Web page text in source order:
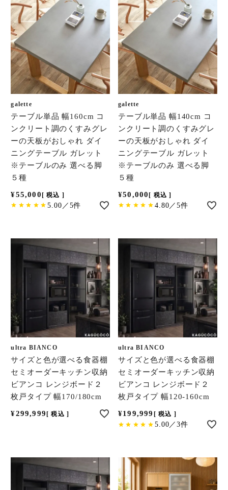
galette
テーブル単品 幅160cm コ
ンクリート調のくすみグレ
ーの天板がおしゃれ ダイ
ニングテーブル ガレット
※テーブルのみ 選べる脚
５種
¥55,000 税込
5.00／5件
galette
テーブル単品 幅140cm コ
ンクリート調のくすみグレ
ーの天板がおしゃれ ダイ
ニングテーブル ガレット
※テーブルのみ 選べる脚
５種
¥50,000 税込
4.80／5件
ultra BIANCO
サイズと色が選べる食器棚
セミオーダーキッチン収納
ビアンコ レンジボード２
枚戸タイプ 幅170/180cm
¥299,999 税込
ultra BIANCO
サイズと色が選べる食器棚
セミオーダーキッチン収納
ビアンコ レンジボード２
枚戸タイプ 幅120-160cm
¥199,999 税込
5.00／3件